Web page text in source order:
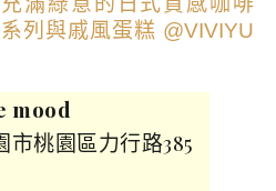
mood
市桃園區力行路385